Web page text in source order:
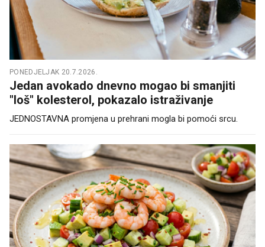
PONEDJELJAK 20.7.2026.
Jedan avokado dnevno mogao bi smanjiti
"loš" kolesterol, pokazalo istraživanje
JEDNOSTAVNA promjena u prehrani mogla bi pomoći srcu.